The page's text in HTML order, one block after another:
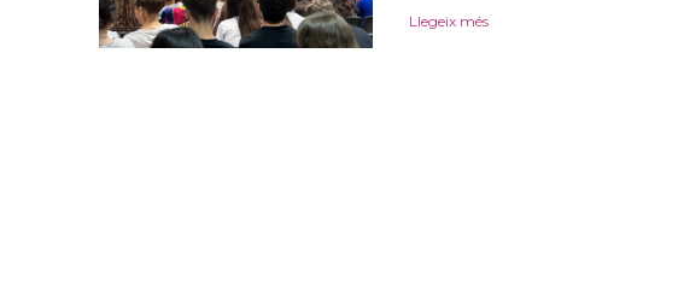
Llegeix més